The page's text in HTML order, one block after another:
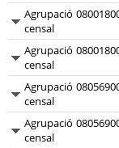
Agrupació
censal
Agrupació
censal
Agrupació
censal
Agrupació
censal